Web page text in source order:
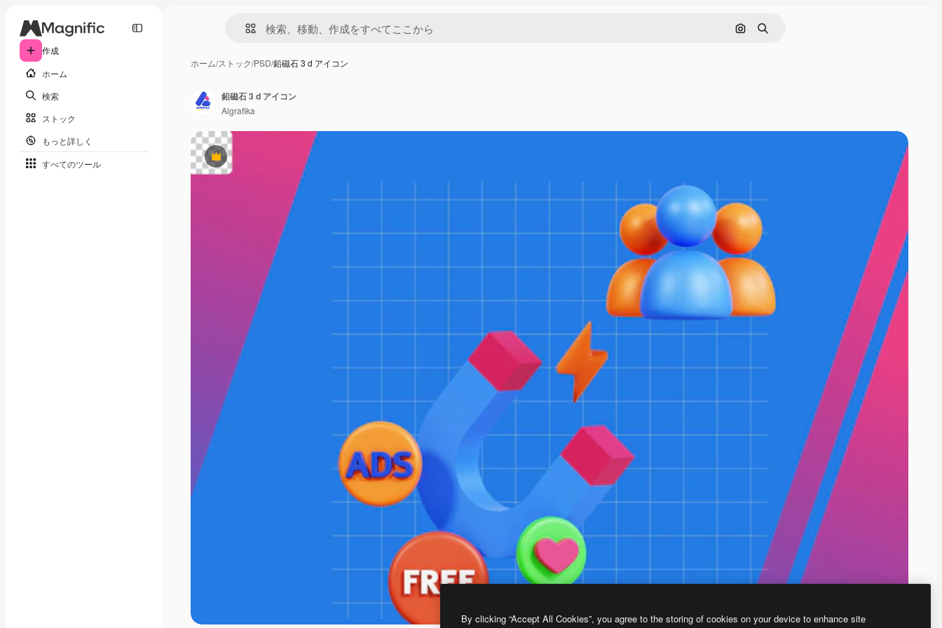
作成
ホーム
検索
ストック
もっと詳しく
すべてのツール
画像で検索
検索
ホーム/ストック/PSD/鉛磁石 3 d アイコン
Premium
鉛磁石 3 d アイコン
Algrafika
By clicking “Accept All Cookies”, you agree to the storing of cookies on your device to enhance site